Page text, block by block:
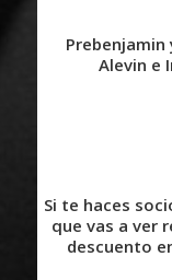
Prebenjamin
Alevin e
Si te haces
que vas a ver
descuento